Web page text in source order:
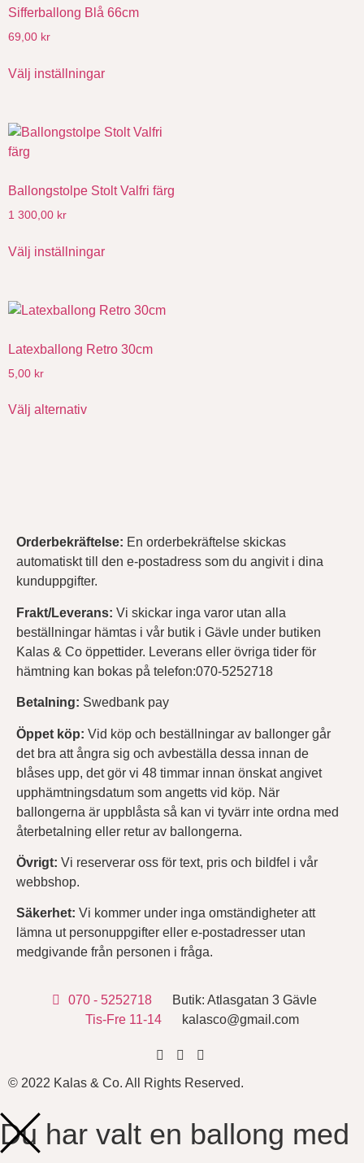
Sifferballong Blå 66cm
69,00 kr
Välj inställningar
Ballongstolpe Stolt Valfri färg
1 300,00 kr
Välj inställningar
Latexballong Retro 30cm
5,00 kr
Välj alternativ
Orderbekräftelse: En orderbekräftelse skickas
automatiskt till den e-postadress som du angivit i dina
kunduppgifter.
Frakt/Leverans: Vi skickar inga varor utan alla
beställningar hämtas i vår butik i Gävle under butiken
Kalas & Co öppettider. Leverans eller övriga tider för
hämtning kan bokas på telefon:070-5252718
Betalning: Swedbank pay
Öppet köp: Vid köp och beställningar av ballonger går
det bra att ångra sig och avbeställa dessa innan de
blåses upp, det gör vi 48 timmar innan önskat angivet
upphämtningsdatum som angetts vid köp. När
ballongerna är uppblåsta så kan vi tyvärr inte ordna med
återbetalning eller retur av ballongerna.
Övrigt: Vi reserverar oss för text, pris och bildfel i vår
webbshop.
Säkerhet: Vi kommer under inga omständigheter att
lämna ut personuppgifter eller e-postadresser utan
medgivande från personen i fråga.
070 - 5252718
Butik: Atlasgatan 3 Gävle
Tis-Fre 11-14
kalasco@gmail.com
© 2022 Kalas & Co. All Rights Reserved.
Du har valt en ballong med